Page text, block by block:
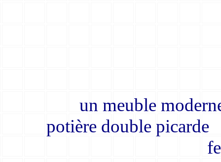
un
potière